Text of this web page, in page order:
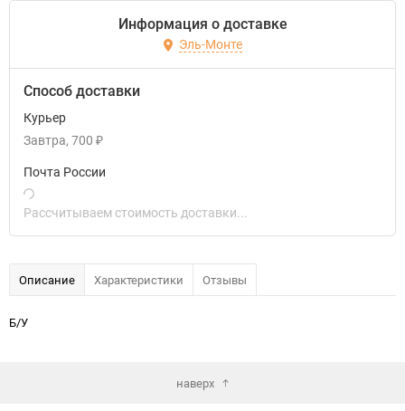
Информация о доставке
Эль-Монте
Способ доставки
Курьер
Завтра 700 ₽
Почта России
Рассчитываем стоимость доставки...
Описание Характеристики Отзывы
Б/У
наверх